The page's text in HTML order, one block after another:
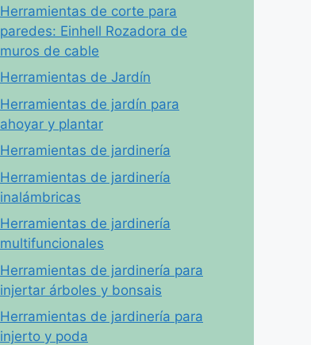
Herramientas de corte para
paredes: Einhell Rozadora de
muros de cable
Herramientas de Jardín
Herramientas de jardín para
ahoyar y plantar
Herramientas de jardinería
Herramientas de jardinería
inalámbricas
Herramientas de jardinería
multifuncionales
Herramientas de jardinería para
injertar árboles y bonsais
Herramientas de jardinería para
injerto y poda